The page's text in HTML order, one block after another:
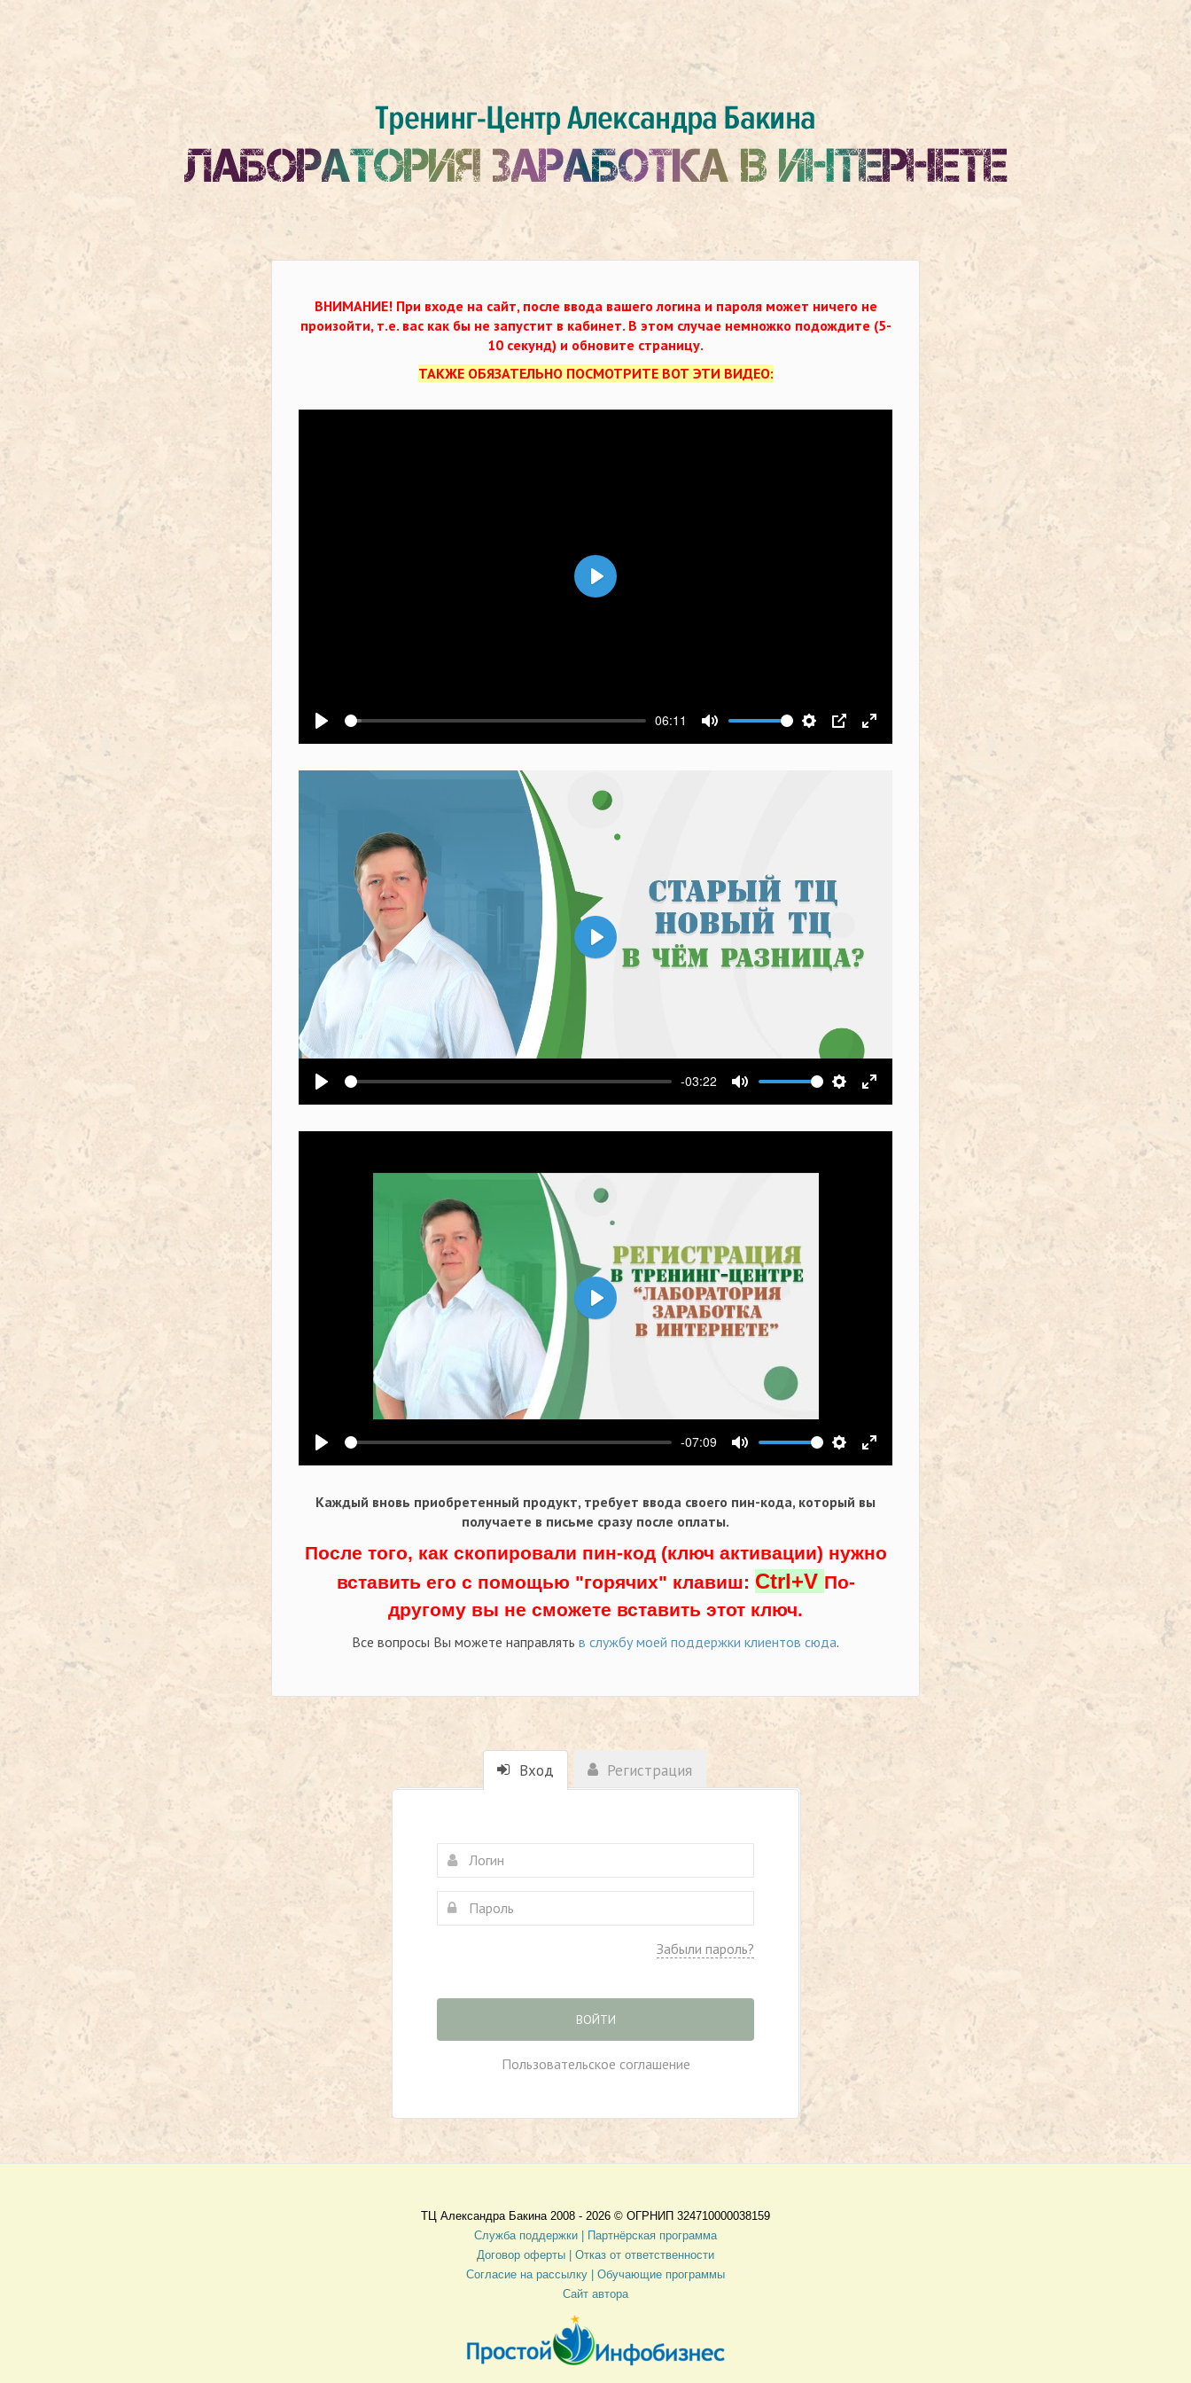
ВНИМАНИЕ! При входе на сайт, после ввода вашего логина и пароля может ничего не
произойти, т.е. вас как бы не запустит в кабинет. В этом случае немножко подождите (5-
10 секунд) и обновите страницу.
ТАКЖЕ ОБЯЗАТЕЛЬНО ПОСМОТРИТЕ ВОТ ЭТИ ВИДЕО:
Воспроизвести
06:11
Выключить звукНастройки
PIP На весь экран
Воспроизвести
Воспроизвести
-03:22
Выключить звукНастройки
На весь экран
Воспроизвести
Воспроизвести
-07:09
Выключить звукНастройки
На весь экран
Воспроизвести
Каждый вновь приобретенный продукт, требует ввода своего пин-кода, который вы
получаете в письме сразу после оплаты.
После того, как скопировали пин-код (ключ активации) нужно
вставить его с помощью "горячих" клавиш: Ctrl+V По-
другому вы не сможете вставить этот ключ.
Все вопросы Вы можете направлять в службу моей поддержки клиентов сюда.
Вход Регистрация
Забыли пароль?
ВОЙТИ
Пользовательское соглашение
ТЦ Александра Бакина 2008 - 2026 © ОГРНИП 324710000038159
Служба поддержки |
Партнёрская программа
Договор оферты
| Отказ от ответственности
Согласие на рассылку | Обучающие программы
Сайт автора